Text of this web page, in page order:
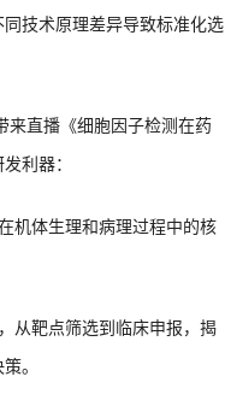
技术原理差异导致标准化选
来直播《细胞因子检测在药
利器：
机体生理和病理过程中的核
从靶点筛选到临床申报，揭
。